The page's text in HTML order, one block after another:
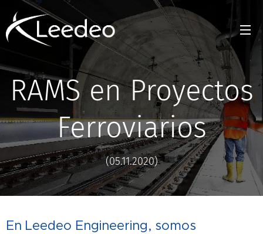
RAMS en Proyectos
Ferroviarios
(05.11.2020)
En Leedeo Engineering, somos